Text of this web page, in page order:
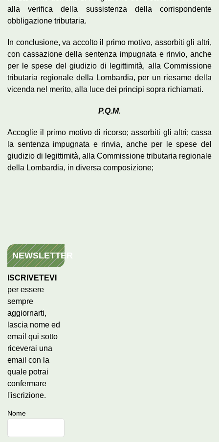
alla verifica della sussistenza della corrispondente
obbligazione tributaria.
In conclusione, va accolto il primo motivo, assorbiti gli altri,
con cassazione della sentenza impugnata e rinvio, anche
per le spese del giudizio di legittimità, alla Commissione
tributaria regionale della Lombardia, per un riesame della
vicenda nel merito, alla luce dei principi sopra richiamati.
P.Q.M.
Accoglie il primo motivo di ricorso; assorbiti gli altri; cassa
la sentenza impugnata e rinvia, anche per le spese del
giudizio di legittimità, alla Commissione tributaria regionale
della Lombardia, in diversa composizione;
NEWSLETTER
ISCRIVETEVI
per essere
sempre
aggiornarti,
lascia nome ed
email qui sotto
riceverai una
email con la
quale potrai
confermare
l'iscrizione.
Nome